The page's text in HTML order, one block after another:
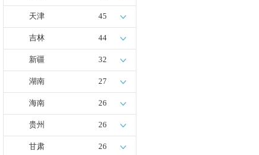
天津 45
吉林 44
新疆 32
湖南 27
海南 26
贵州 26
甘肃 26